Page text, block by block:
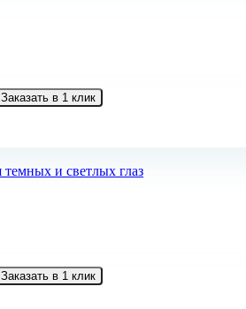
Заказать в 1 клик
Заказать в 1 клик